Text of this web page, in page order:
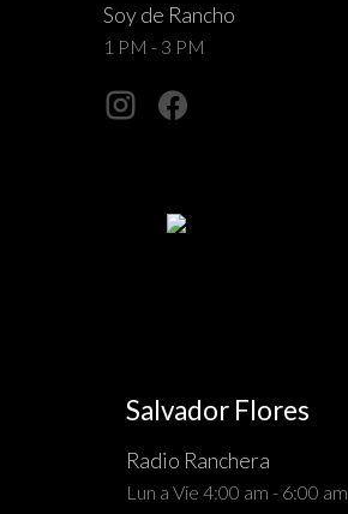
Soy de Rancho
1 PM - 3 PM
Salvador Flores
Radio Ranchera
Lun a Vie 4:00 am - 6:00 am